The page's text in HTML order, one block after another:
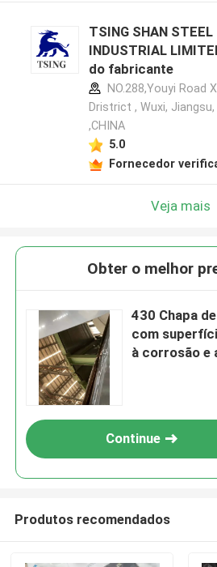
TSING SHAN STEEL
INDUSTRIAL
do fabricante
NO.288,Youyi Road
Dristrict , Wuxi, Jiangsu,
,CHINA
5.0
Fornecedor
Veja mais
Obter o melhor
430 Chapa
com
à corrosão e
Continue
Produtos recomendados